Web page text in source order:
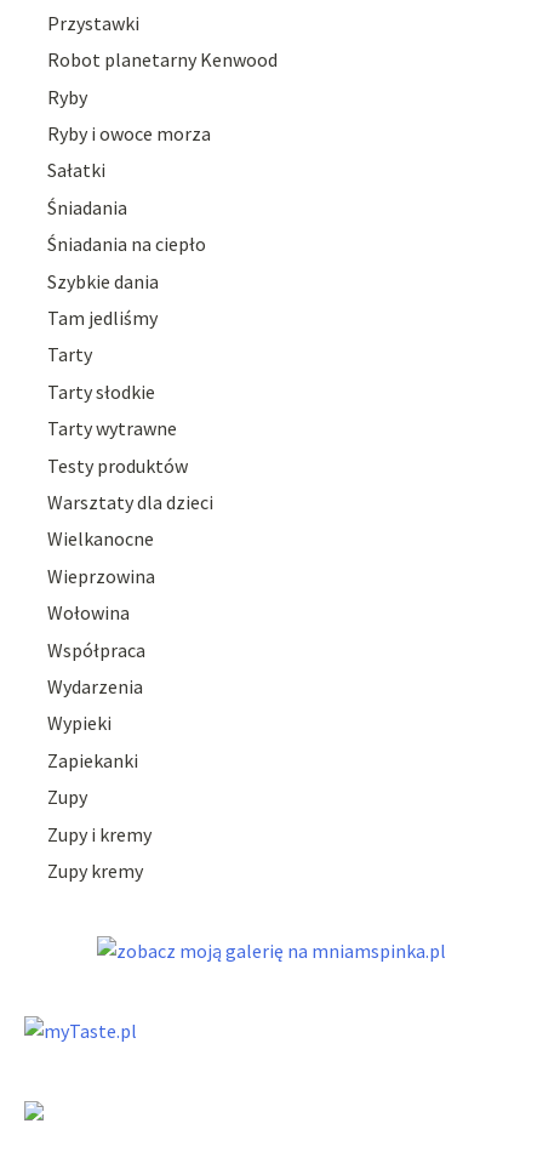
Przystawki
Robot planetarny Kenwood
Ryby
Ryby i owoce morza
Sałatki
Śniadania
Śniadania na ciepło
Szybkie dania
Tam jedliśmy
Tarty
Tarty słodkie
Tarty wytrawne
Testy produktów
Warsztaty dla dzieci
Wielkanocne
Wieprzowina
Wołowina
Współpraca
Wydarzenia
Wypieki
Zapiekanki
Zupy
Zupy i kremy
Zupy kremy